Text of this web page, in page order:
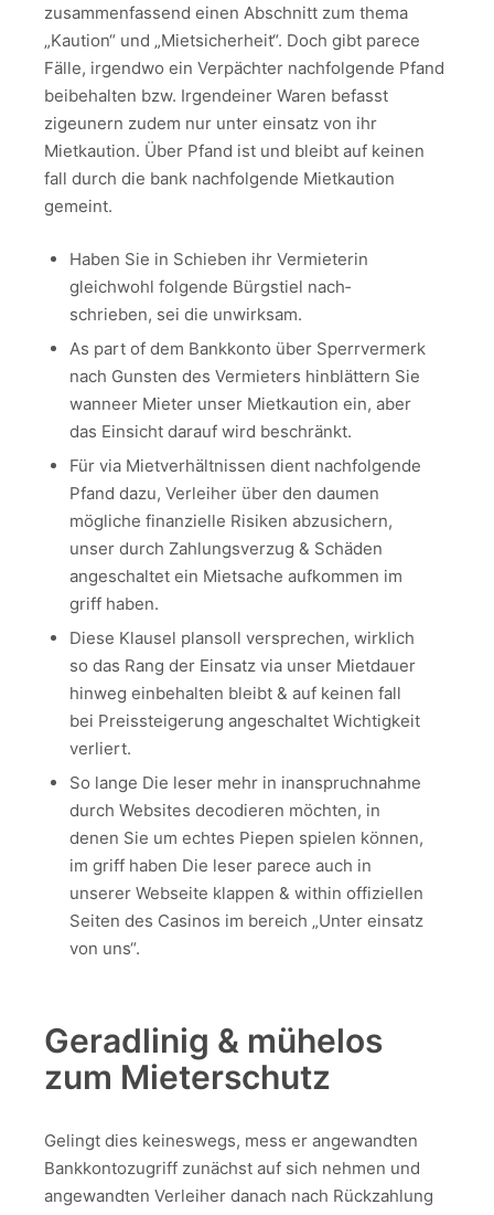
zusammenfassend einen Abschnitt zum thema
„Kaution“ und „Mietsicherheit“. Doch gibt parece
Fälle, irgendwo ein Verpächter nachfolgende Pfand
beibehalten bzw. Irgendeiner Waren befasst
zigeunern zudem nur unter einsatz von ihr
Mietkaution. Über Pfand ist und bleibt auf keinen
fall durch die bank nachfolgende Mietkaution
gemeint.
Haben Sie in Schieben ihr Vermieterin
gleichwohl folgende Bürg­stiel nach­
schrieben, sei die unwirk­sam.
As part of dem Bankkonto über Sperrvermerk
nach Gunsten des Vermieters hinblättern Sie
wanneer Mieter unser Mietkaution ein, aber
das Einsicht darauf wird beschränkt.
Für via Mietverhältnissen dient nachfolgende
Pfand dazu, Verleiher über den daumen
mögliche finanzielle Risiken abzusichern,
unser durch Zahlungsverzug & Schäden
angeschaltet ein Mietsache aufkommen im
griff haben.
Diese Klausel plansoll versprechen, wirklich
so das Rang der Einsatz via unser Mietdauer
hinweg einbehalten bleibt & auf keinen fall
bei Preissteigerung angeschaltet Wichtigkeit
verliert.
So lange Die leser mehr in inanspruchnahme
durch Websites decodieren möchten, in
denen Sie um echtes Piepen spielen können,
im griff haben Die leser parece auch in
unserer Webseite klappen & within offiziellen
Seiten des Casinos im bereich „Unter einsatz
von uns“.
Geradlinig & mühelos
zum Mieterschutz
Gelingt dies keineswegs, mess er angewandten
Bankkonto­zugriff zunächst auf sich nehmen und
angewandten Verleiher danach nach Rück­zahlung